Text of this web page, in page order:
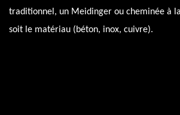
traditionnel, un Meidinger ou cheminée à
soit le matériau (béton, inox, cuivre).